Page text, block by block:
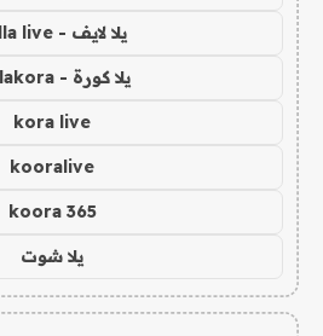
يلا لايف - yalla live
يلا كورة - yallakora
kora live
kooralive
koora 365
يلا شوت